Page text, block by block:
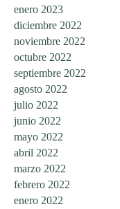
enero 2023
diciembre 2022
noviembre 2022
octubre 2022
septiembre 2022
agosto 2022
julio 2022
junio 2022
mayo 2022
abril 2022
marzo 2022
febrero 2022
enero 2022